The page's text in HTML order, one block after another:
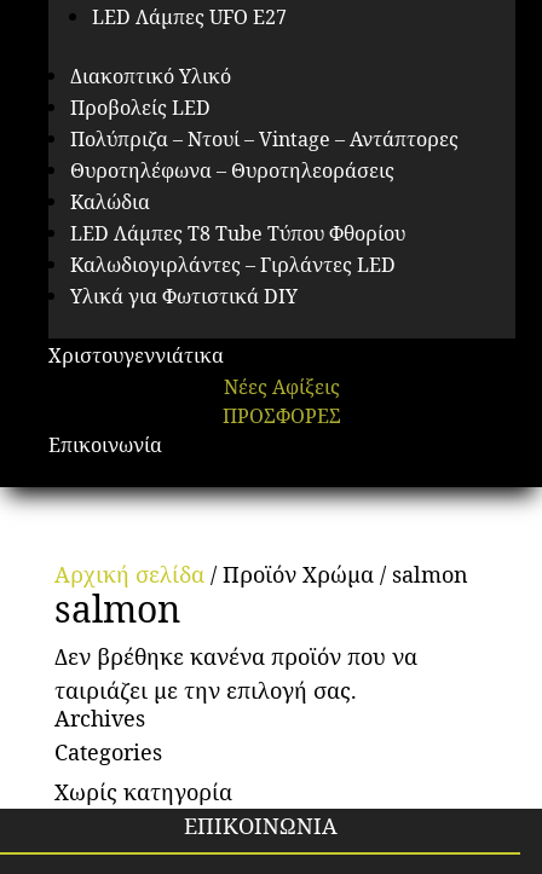
LED Λάμπες UFO E27
Διακοπτικό Υλικό
Προβολείς LED
Πολύπριζα – Ντουί – Vintage – Αντάπτορες
Θυροτηλέφωνα – Θυροτηλεοράσεις
Καλώδια
LED Λάμπες Τ8 Tube Τύπου Φθορίου
Καλωδιογιρλάντες – Γιρλάντες LED
Υλικά για Φωτιστικά DIY
Χριστουγεννιάτικα
Νέες Αφίξεις
ΠΡΟΣΦΟΡΕΣ
Επικοινωνία
Αρχική σελίδα/ Προϊόν Χρώμα / salmon
salmon
Δεν βρέθηκε κανένα προϊόν που να
ταιριάζει με την επιλογή σας.
Archives
Categories
Χωρίς κατηγορία
ΕΠΙΚΟΙΝΩΝΙΑ